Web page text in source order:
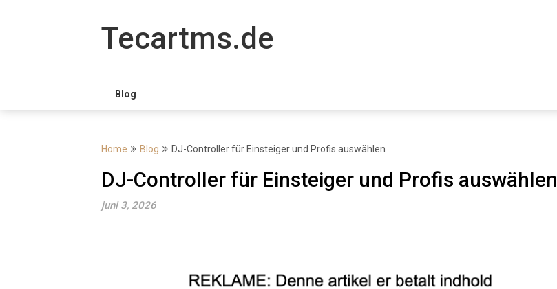
Tecartms.de
Blog
Home Blog DJ-Controller für Einsteiger und Profis auswählen
DJ-Controller für Einsteiger und Profis auswählen
juni 3, 2026